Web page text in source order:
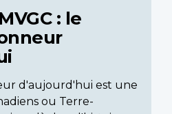
: le
d'aujourd'hui est une
ou Terre-